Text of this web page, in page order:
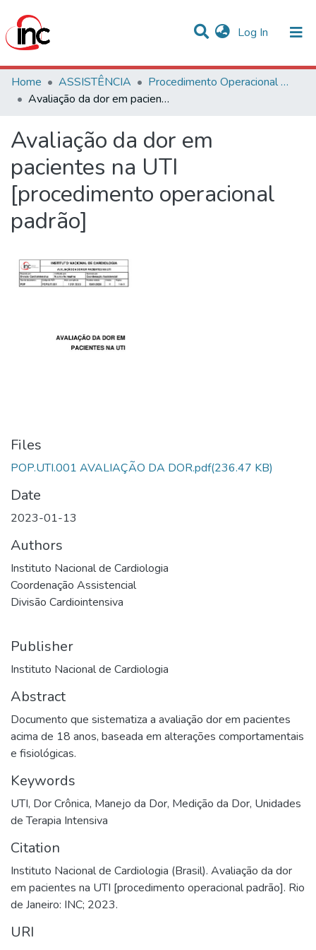
Log In (current)
Communities & Collections
All of DSpace
Home ASSISTÊNCIA
Procedimento Operacional Padrão (POP)
Avaliação da dor em pacientes na UTI [procedimento operacional padrão]
Avaliação da dor em
pacientes na UTI
[procedimento operacional
padrão]
Files
POP.UTI.001 AVALIAÇÃO DA DOR.pdf(236.47 KB)
Date
2023-01-13
Authors
Instituto Nacional de Cardiologia
Coordenação Assistencial
Divisão Cardiointensiva
Publisher
Instituto Nacional de Cardiologia
Abstract
Documento que sistematiza a avaliação dor em pacientes
acima de 18 anos, baseada em alterações comportamentais
e fisiológicas.
Keywords
UTI, Dor Crônica, Manejo da Dor, Medição da Dor, Unidades
de Terapia Intensiva
Citation
Instituto Nacional de Cardiologia (Brasil). Avaliação da dor
em pacientes na UTI [procedimento operacional padrão]. Rio
de Janeiro: INC; 2023.
URI